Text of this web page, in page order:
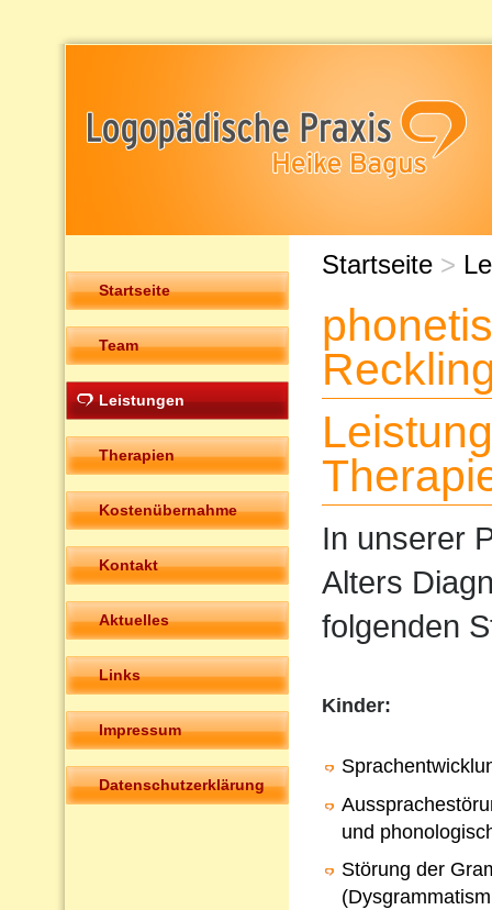
Startseite
Team
Leistungen
Therapien
Kostenübernahme
Kontakt
Aktuelles
Links
Impressum
Datenschutzerklärung
Startseite >
In unserer
Alters
folgenden
Kinder:
und
Störung der